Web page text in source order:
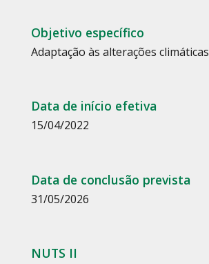
Objetivo específico
Adaptação às alterações climáticas
Data de início efetiva
15/04/2022
Data de conclusão prevista
31/05/2026
NUTS II